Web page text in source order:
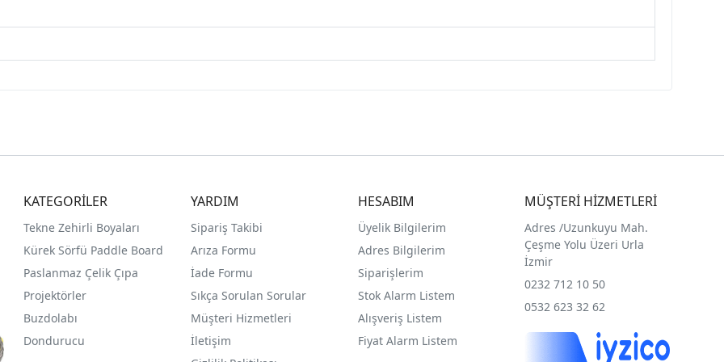
KATEGORİLER
Tekne Zehirli Boyaları
Kürek Sörfü Paddle Board
Paslanmaz Çelik Çıpa
Projektörler
Buzdolabı
Dondurucu
YARDIM
Sipariş Takibi
Arıza Formu
İade Formu
Sıkça Sorulan Sorular
Müşteri Hizmetleri
İletişim
HESABIM
Üyelik Bilgilerim
Adres Bilgilerim
Siparişlerim
Stok Alarm Listem
Alışveriş Listem
Fiyat Alarm Listem
MÜŞTERİ HİZMETLERİ
Adres /Uzunkuyu Mah.
Çeşme Yolu Üzeri Urla
İzmir
0232 712 10 50
0532 623 32 62